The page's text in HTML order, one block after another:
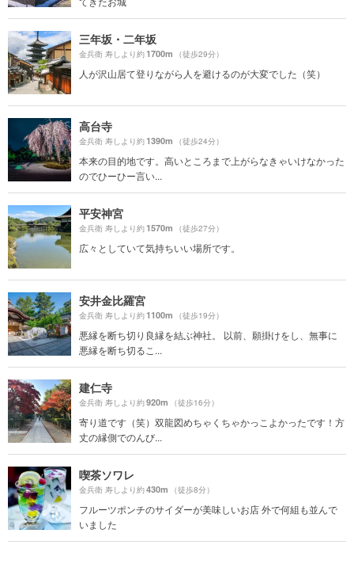
三年坂・二年坂
金兵衛 寿しより約1700m （徒歩29分）
人が沢山居て登りながら人を避けるのが大変でした（笑）
高台寺
金兵衛 寿しより約1390m （徒歩24分）
本来の目的地です。高いところまで上がらなきゃいけなかった
のでひーひー言い...
平安神宮
金兵衛 寿しより約1570m （徒歩27分）
広々としていて気持ちいい場所です。
安井金比羅宮
金兵衛 寿しより約1100m （徒歩19分）
悪縁を断ち切り良縁を結ぶ神社。 以前、願掛けをし、無事に
悪縁を断ち切るこ...
建仁寺
金兵衛 寿しより約920m （徒歩16分）
寄り道です（笑）双龍図めちゃくちゃかっこよかったです！方
丈の縁側でのんび...
喫茶ソワレ
金兵衛 寿しより約430m （徒歩8分）
フルーツポンチのサイダーが美味しいお店 外で何組も並んで
いました